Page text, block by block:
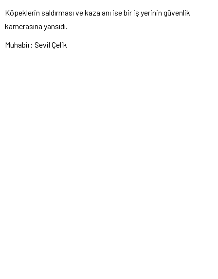
Köpeklerin saldırması ve kaza anı ise bir iş yerinin güvenlik
kamerasına yansıdı.
Muhabir: Sevil Çelik